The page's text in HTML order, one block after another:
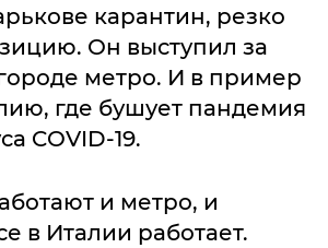
карантин, резко
Он выступил за
метро. И в пример
где бушует пандемия
COVID-19.
и метро, и
в Италии работает.